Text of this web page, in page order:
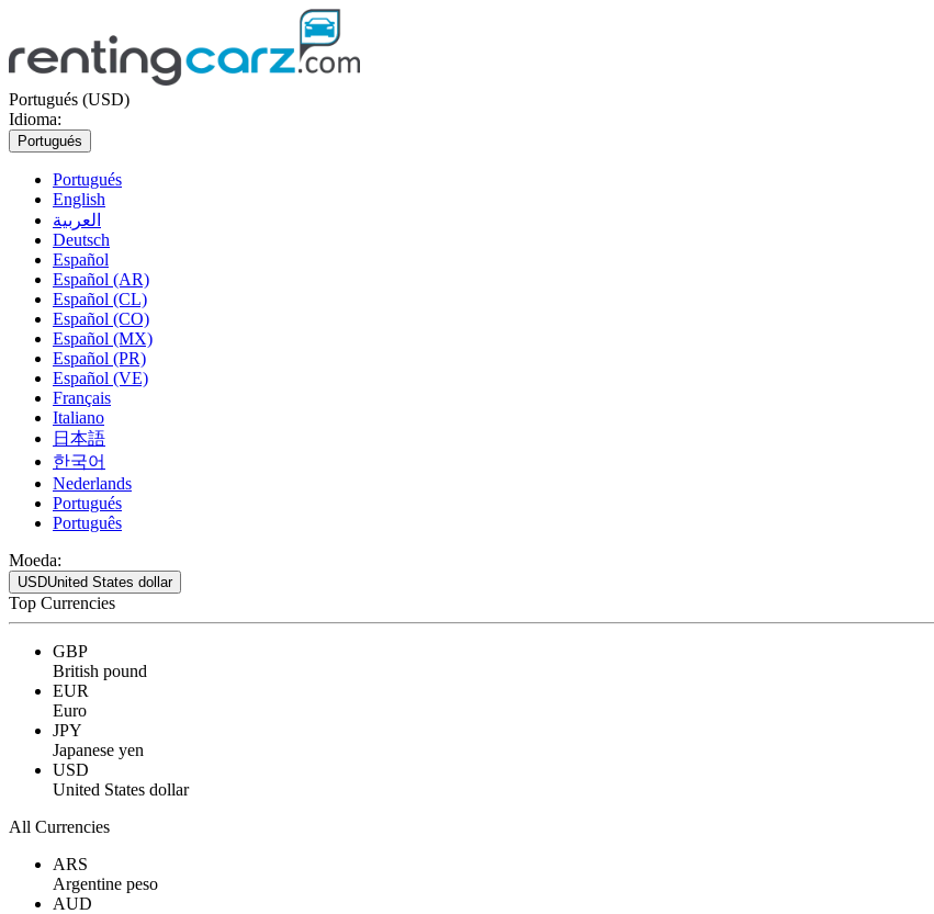
Portugués (USD)
Idioma:
Portugués
Portugués
English
العربية
Deutsch
Español
Español (AR)
Español (CL)
Español (CO)
Español (MX)
Español (PR)
Español (VE)
Français
Italiano
日本語
한국어
Nederlands
Portugués
Português
Moeda:
USDUnited States dollar
Top Currencies
GBP
British pound
EUR
Euro
JPY
Japanese yen
USD
United States dollar
All Currencies
ARS
Argentine peso
AUD